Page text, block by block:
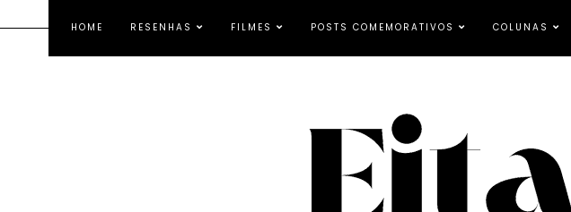
HOME RESENHAS FILMES POSTS COMEMORATIVOS COLUNAS